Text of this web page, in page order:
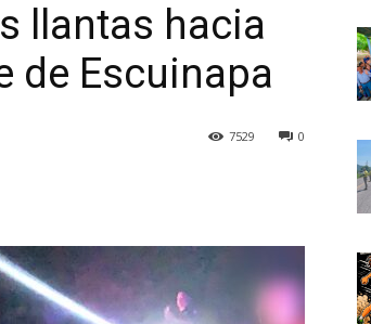
llantas hacia
de Escuinapa
0
7529